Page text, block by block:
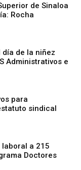
de Sinaloa
Rocha
de la niñez
Administrativos e
para
sindical
laboral a 215
Doctores